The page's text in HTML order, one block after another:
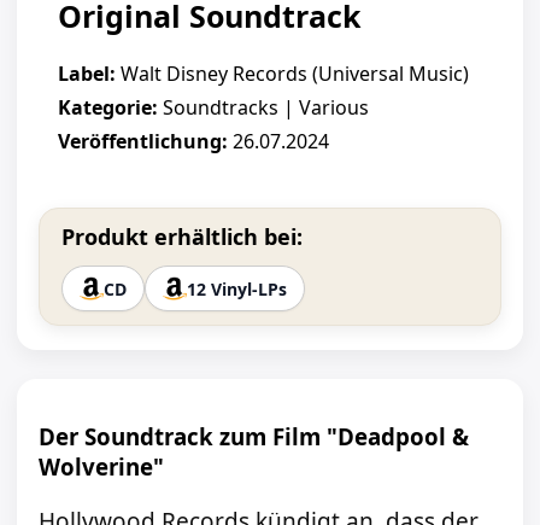
Original Soundtrack
Label: Walt Disney Records (Universal Music)
Kategorie: Soundtracks | Various
Veröffentlichung: 26.07.2024
Produkt erhältlich bei:
CD 12 Vinyl-LPs
Der Soundtrack zum Film "Deadpool &
Wolverine"